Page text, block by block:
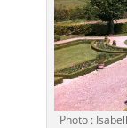
Photo :